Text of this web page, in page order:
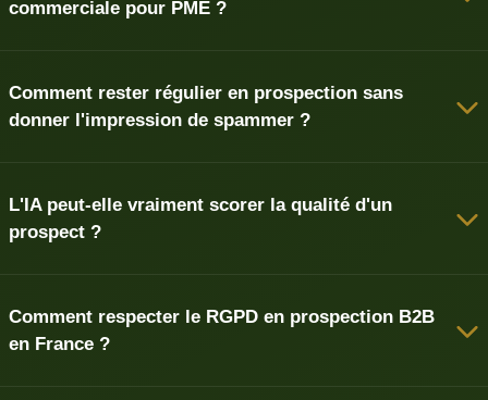
commerciale pour PME ?
Comment rester régulier en prospection sans
donner l'impression de spammer ?
L'IA peut-elle vraiment scorer la qualité d'un
prospect ?
Comment respecter le RGPD en prospection B2B
en France ?